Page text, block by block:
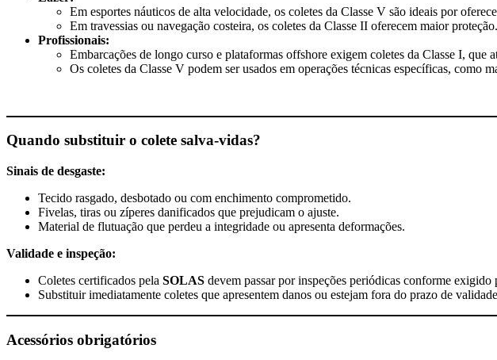
Em esportes náuticos de alta velocidade, os coletes da Classe V são ideais por
Em travessias ou navegação costeira, os coletes da Classe II oferecem maior proteção.
Profissionais:
Embarcações de longo curso e plataformas offshore exigem coletes da Classe I, que
Os coletes da Classe V podem ser usados em operações técnicas específicas, como
Quando substituir o colete salva-vidas?
Sinais de desgaste:
Tecido rasgado, desbotado ou com enchimento comprometido.
Fivelas, tiras ou zíperes danificados que prejudicam o ajuste.
Material de flutuação que perdeu a integridade ou apresenta deformações.
Validade e inspeção:
Coletes certificados pela SOLAS devem passar por inspeções periódicas conforme exigido
Substituir imediatamente coletes que apresentem danos ou estejam fora do prazo de
Acessórios obrigatórios